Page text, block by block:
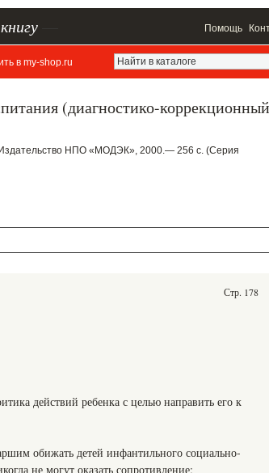
Помощь
в my-shop.ru
(диагностико-коррекционный
НПО «МОДЭК», 2000.— 256 с. (Серия
Стр. 178
действий ребенка с целью направить его к
обижать детей инфантильного социально-
не могут оказать сопротивление;